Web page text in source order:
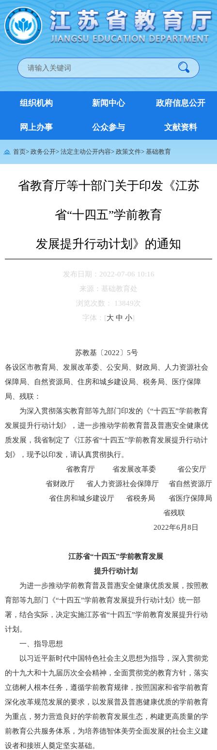
组织机构 新闻中心 政府信息公开
网上办事 公众参与 文献资料
首页> 政务公开> 法定主动公开内容> 政策文件> 基础教育
省教育厅等十部门关于印发《江苏
省“十四五”学前教育
发展提升行动计划》的通知
发布日期：2022-07-06 10:16
来源： 基础教育处
浏览次数：
13849次
字体： [大 中 小]
苏教基〔2022〕5号
各设区市教育局、发展改革委、公安局、财政局、人力资源社会
保障局、自然资源局、住房和城乡建设局、税务局、医疗保障
局、残联：
为深入贯彻落实教育部等九部门印发的《“十四五”学前教育
发展提升行动计划》，进一步推动学前教育普及普惠安全健康优
质发展，我省制定了《江苏省“十四五”学前教育发展提升行动计
划》，现予以印发，请认真贯彻执行。
省教育厅 省发展改革委 省公安厅
省财政厅 省人力资源社会保障厅 省自然资源厅
省住房和城乡建设厅 省税务局 省医疗保障局
省残联
2022年6月8日
江苏省“十四五”学前教育发展
提升行动计划
为进一步推动学前教育普及普惠安全健康优质发展，按照教
育部等九部门《“十四五”学前教育发展提升行动计划》统一部
署，结合实际，决定实施江苏省“十四五”学前教育发展提升行动
计划。
一、指导思想
以习近平新时代中国特色社会主义思想为指导，深入贯彻党
的十九大和十九届历次全会精神，全面贯彻党的教育方针，落实
立德树人根本任务，遵循学前教育规律，按照国家和省学前教育
深化改革规范发展的要求，以发展普及普惠健康优质的学前教育
为重点，努力营造良好的学前教育发展生态，构建更高质量的学
前教育公共服务体系，为培养德智体美劳全面发展的社会主义建
设者和接班人奠定坚实基础。